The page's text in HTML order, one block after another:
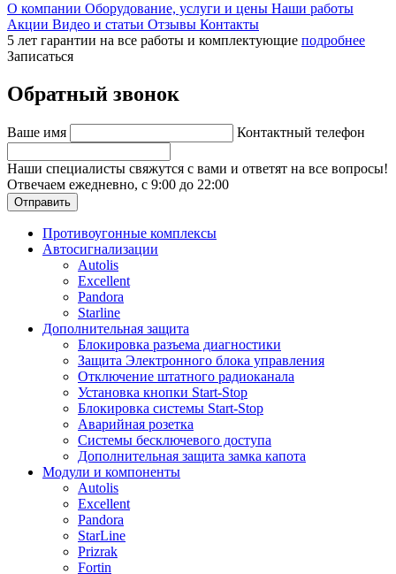
О компании Оборудование, услуги и цены Наши работы
Акции Видео и статьи Отзывы Контакты
5 лет гарантии на все работы и комплектующие подробнее
Записаться
Обратный звонок
Ваше имя Контактный телефон
Наши специалисты свяжутся с вами и ответят на все вопросы!
Отвечаем ежедневно, с 9:00 до 22:00
Отправить
Противоугонные комплексы
Автосигнализации
Autolis
Excellent
Pandora
Starline
Дополнительная защита
Блокировка разъема диагностики
Защита Электронного блока управления
Отключение штатного радиоканала
Установка кнопки Start-Stop
Блокировка системы Start-Stop
Аварийная розетка
Системы бесключевого доступа
Дополнительная защита замка капота
Модули и компоненты
Autolis
Excellent
Pandora
StarLine
Prizrak
Fortin